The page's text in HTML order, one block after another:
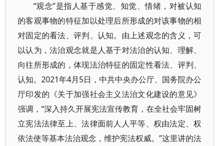
“观念”是指人基于感觉、知觉、情绪，对被认知
的客观事物的特征加以处理后所形成的对该事物的相
对固定的看法、评判、认知。由上述观念的含义，可
以认为，法治观念就是人基于对法治的认知、理解、
向往所形成的，体现法治特征的固定性看法、评判、
认知。2021年4月5日，中共中央办公厅、国务院办公
厅印发的《关于加强社会主义法治文化建设的意见》
强调，“深入持久开展宪法宣传教育，在全社会牢固树
立宪法法律至上、法律面前人人平等、权由法定、权
依法使等基本法治观念，维护宪法权威。”这里讲的法